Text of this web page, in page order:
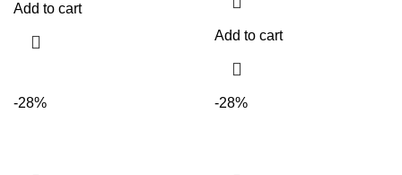
Add to cart
Add to cart
-28% -28%